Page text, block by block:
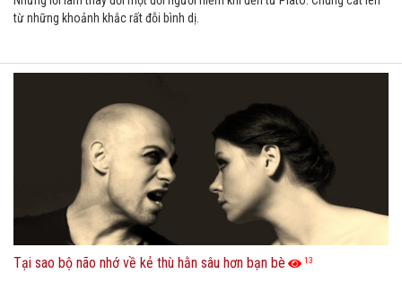
từ những khoảnh khắc rất đỗi bình dị.
Tại sao bộ não nhớ về kẻ thù hằn sâu hơn bạn bè 13